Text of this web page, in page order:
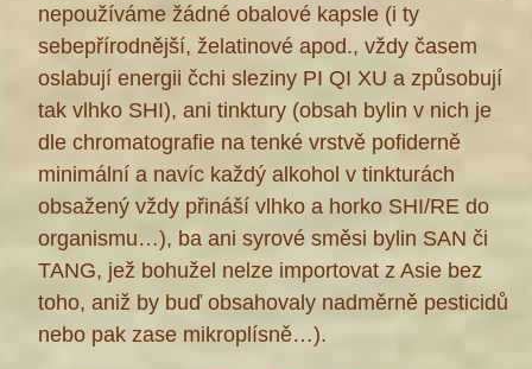
nepoužíváme žádné obalové kapsle (i ty
sebepřírodnější, želatinové apod., vždy časem
oslabují energii čchi sleziny PI QI XU a způsobují
tak vlhko SHI), ani tinktury (obsah bylin v nich je
dle chromatografie na tenké vrstvě pofiderně
minimální a navíc každý alkohol v tinkturách
obsažený vždy přináší vlhko a horko SHI/RE do
organismu…), ba ani syrové směsi bylin SAN či
TANG, jež bohužel nelze importovat z Asie bez
toho, aniž by buď obsahovaly nadměrně pesticidů
nebo pak zase mikroplísně…).